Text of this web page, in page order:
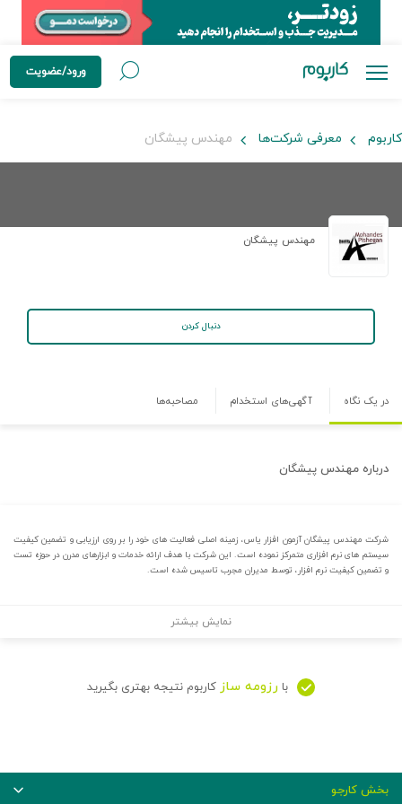
ورود/عضویت
کاربوم معرفی شرکت‌ها مهندس پیشگان
مهندس پیشگان
دنبال کردن
در یک نگاه آگهی‌های استخدام مصاحبه‌ها
درباره مهندس پیشگان
شرکت مهندس پیشگان آزمون افزار یاس، زمینه اصلی فعالیت های خود را بر روی ارزیابی و تضمین کیفیت
سیستم های نرم افزاری متمرکز نموده است. این شرکت با هدف ارائه خدمات و ابزارهای مدرن در حوزه تست
و تضمین کیفیت نرم افزار، توسط مدیران مجرب تاسیس شده است.
نمایش بیشتر
با رزومه ساز کاربوم نتیجه بهتری بگیرید
بخش کارجو